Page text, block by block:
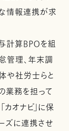
情報連携が求
計算BPOを組
管理、年末調
や社労士らと
業務を担って
カオナビ」に保
ズに連携させ